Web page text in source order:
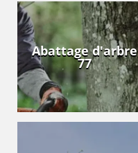
Abattage d'arbre
77